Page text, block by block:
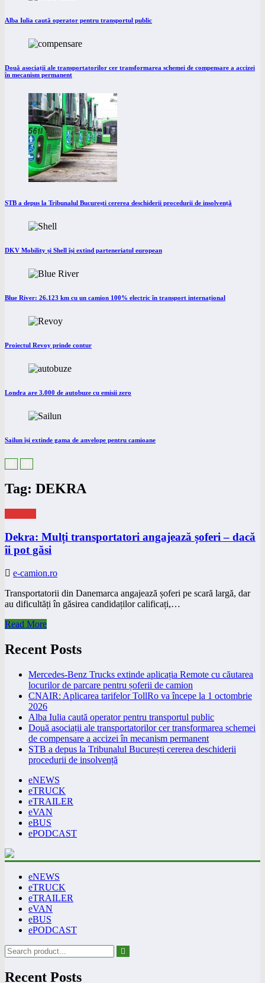
Alba Iulia caută operator pentru transportul public
Două asociații ale transportatorilor cer transformarea schemei de compensare a accizei
în mecanism permanent
STB a depus la Tribunalul București cererea deschiderii procedurii de insolvență
DKV Mobility și Shell își extind parteneriatul european
Blue River: 26.123 km cu un camion 100% electric în transport internațional
Proiectul Revoy prinde contur
Londra are 3.000 de autobuze cu emisii zero
Sailun își extinde gama de anvelope pentru camioane
Tag: DEKRA
Dekra: Mulți transportatori angajează șoferi – dacă
îi pot găsi
e-camion.ro
Transportatorii din Danemarca angajează șoferi pe scară largă, dar
au dificultăți în găsirea candidaților calificați,…
Read More
Recent Posts
Mercedes-Benz Trucks extinde aplicația Remote cu căutarea
locurilor de parcare pentru șoferii de camion
CNAIR: Aplicarea tarifelor TollRo va începe la 1 octombrie
2026
Alba Iulia caută operator pentru transportul public
Două asociații ale transportatorilor cer transformarea schemei
de compensare a accizei în mecanism permanent
STB a depus la Tribunalul București cererea deschiderii
procedurii de insolvență
eNEWS
eTRUCK
eTRAILER
eVAN
eBUS
ePODCAST
eNEWS
eTRUCK
eTRAILER
eVAN
eBUS
ePODCAST
Recent Posts